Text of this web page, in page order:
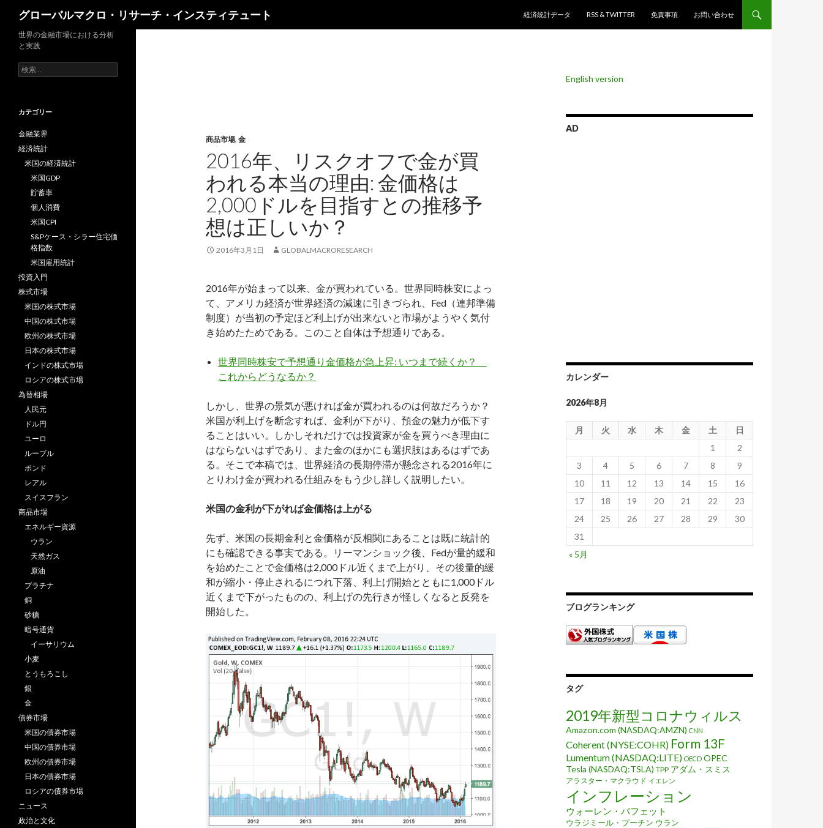
グローバルマクロ・リサーチ・インスティテュート
経済統計データ
RSS & TWITTER 免責事項 お問い合わせ
商品市場, 金
2016年、リスクオフで金が買
われる本当の理由: 金価格は
2,000ドルを目指すとの推移予
想は正しいか？
2016年3月1日 GLOBALMACRORESEARCH
2016年が始まって以来、金が買われている。世界同時株安によっ
て、アメリカ経済が世界経済の減速に引きづられ、Fed（連邦準備
制度）が当初の予定ほど利上げが出来ないと市場がようやく気付
き始めたためである。このこと自体は予想通りである。
世界同時株安で予想通り金価格が急上昇: いつまで続くか？
これからどうなるか？
しかし、世界の景気が悪ければ金が買われるのは何故だろうか？
米国が利上げを断念すれば、金利が下がり、預金の魅力が低下す
ることはいい。しかしそれだけでは投資家が金を買うべき理由に
はならないはずであり、また金のほかにも選択肢はあるはずであ
る。そこで本稿では、世界経済の長期停滞が懸念される2016年に
とりわけ金が買われる仕組みをもう少し詳しく説明したい。
米国の金利が下がれば金価格は上がる
先ず、米国の長期金利と金価格が反相関にあることは既に統計的
にも確認できる事実である。リーマンショック後、Fedが量的緩和
を始めたことで金価格は2,000ドル近くまで上がり、その後量的緩
和が縮小・停止されるにつれ下落、利上げ開始とともに1,000ドル
近くまで下がったものの、利上げの先行きが怪しくなると反発を
開始した。
English version
AD
カレンダー
2026年8月
月 火 水 木 金 土
日
1
2
3
4 5 6 7 8
9
10
11 12 13 14 15
16
17
18 19 20 21 22
23
24
25 26 27 28 29
30
31
« 5月
ブログランキング
タグ
2019年新型コロナウィルス
Amazon.com (NASDAQ:AMZN) CNN
Coherent (NYSE:COHR) Form 13F
Lumentum (NASDAQ:LITE) OECD OPEC
Tesla (NASDAQ:TSLA) TPP アダム・スミス
アラスター・マクラウド イエレン
インフレーション
ウォーレン・バフェット
ウラジミール・プーチン ウラン
世界の金融市場における分析
と実践
検
索:
カテゴリー
金融業界
経済統計
米国の経済統計
米国GDP
貯蓄率
個人消費
米国CPI
S&Pケース・シラー住宅価
格指数
米国雇用統計
投資入門
株式市場
米国の株式市場
中国の株式市場
欧州の株式市場
日本の株式市場
インドの株式市場
ロシアの株式市場
為替相場
人民元
ドル円
ユーロ
ルーブル
ポンド
レアル
スイスフラン
商品市場
エネルギー資源
ウラン
天然ガス
原油
プラチナ
銅
砂糖
暗号通貨
イーサリウム
小麦
とうもろこし
銀
金
債券市場
米国の債券市場
中国の債券市場
欧州の債券市場
日本の債券市場
ロシアの債券市場
ニュース
政治と文化